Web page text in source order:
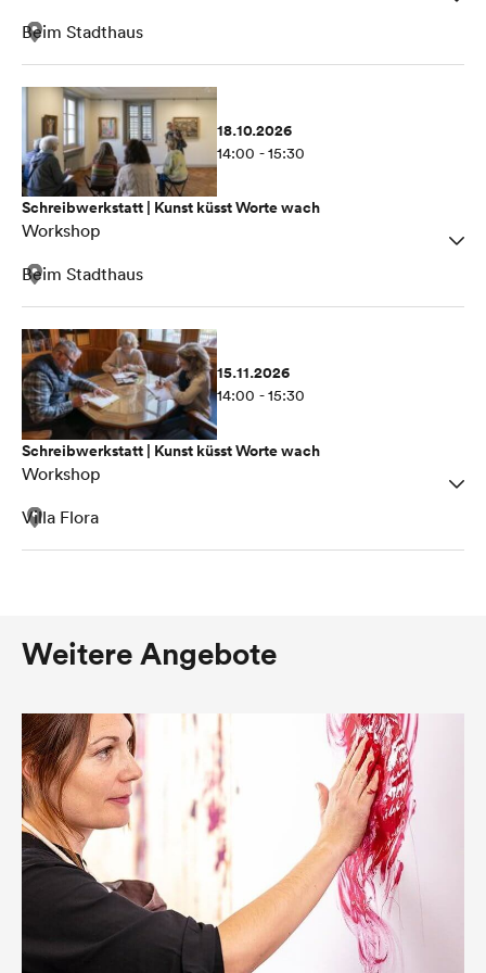
Beim Stadthaus
18.10.2026
14:00 - 15:30
Schreibwerkstatt | Kunst küsst Worte wach
Workshop
Beim Stadthaus
15.11.2026
14:00 - 15:30
Schreibwerkstatt | Kunst küsst Worte wach
Workshop
Villa Flora
Weitere Angebote